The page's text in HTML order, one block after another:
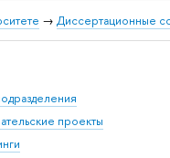
→ Диссертационные
проекты